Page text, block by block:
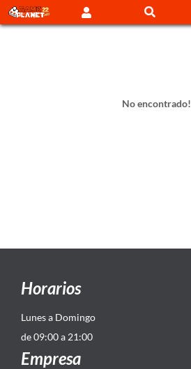
No encontrado!
Horarios
Lunes a Domingo
de 09:00 a 21:00
Empresa